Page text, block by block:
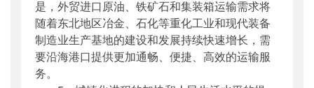
是，外贸进口原油、铁矿石和集装箱运输需求将
随着东北地区冶金、石化等重化工业和现代装备
制造业生产基地的建设和发展持续快速增长，需
要沿海港口提供更加通畅、便捷、高效的运输服
务。